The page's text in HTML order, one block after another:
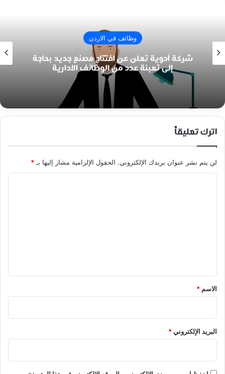
وظائف في الاردن
شركة أدوية تعلن عن افتتاح مصنع جديد بحاجة
إلى تعبئة عدد من الوظائف الادارية
اترك تعليقاً
لن يتم نشر عنوان بريدك الإلكتروني. الحقول الإلزامية مشار إليها بـ *
*
الاسم *
البريد الإلكتروني*